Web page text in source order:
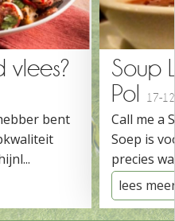
vlees?
bent
Soup
Pol
17-12
Call me a
Soep is
precies
lees